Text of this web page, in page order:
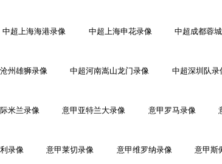
中超上海海港录像 中超上海申花录像 中超成都蓉
州雄狮录像 中超河南嵩山龙门录像 中超深圳队录
米兰录像 意甲亚特兰大录像 意甲罗马录像
录像 意甲莱切录像 意甲维罗纳录像 意甲斯